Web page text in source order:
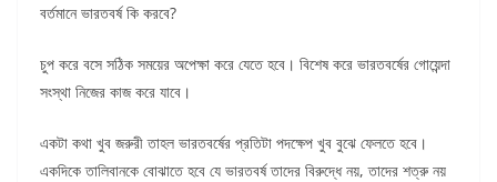
বর্তমানে ভারতবর্ষ কি করবে?
চুপ করে বসে সঠিক সময়ের অপেক্ষা করে যেতে হবে। বিশেষ করে ভারতবর্ষের গোয়েন্দা
সংস্থা নিজের কাজ করে যাবে।
একটা কথা খুব জরুরী তাহল ভারতবর্ষের প্রতিটা পদক্ষেপ খুব বুঝে ফেলতে হবে।
একদিকে তালিবানকে বোঝাতে হবে যে ভারতবর্ষ তাদের বিরুদ্ধে নয়, তাদের শত্রু নয়